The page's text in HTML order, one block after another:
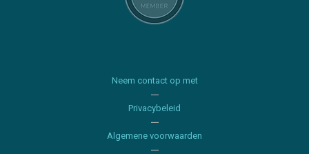
Neem contact op met
Privacybeleid
Algemene voorwaarden